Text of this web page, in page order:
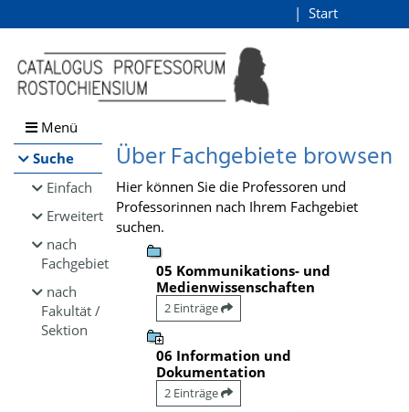
Browsen
direkt zum Inhalt
Start
Menü
Suche
Einfach
Erweitert
nach
Fachgebiet
nach
Fakultät /
Sektion
Über Fachgebiete browsen
Hier können Sie die Professoren und
Professorinnen nach Ihrem Fachgebiet
suchen.
05 Kommunikations- und
Medienwissenschaften
2 Einträge
06 Information und
Dokumentation
2 Einträge